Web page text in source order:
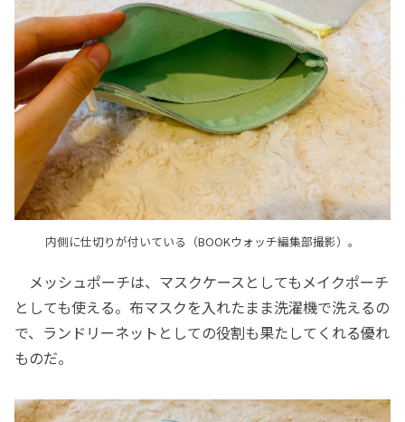
内側に仕切りが付いている（BOOKウォッチ編集部撮影）。
メッシュポーチは、マスクケースとしてもメイクポーチ
としても使える。布マスクを入れたまま洗濯機で洗えるの
で、ランドリーネットとしての役割も果たしてくれる優れ
ものだ。